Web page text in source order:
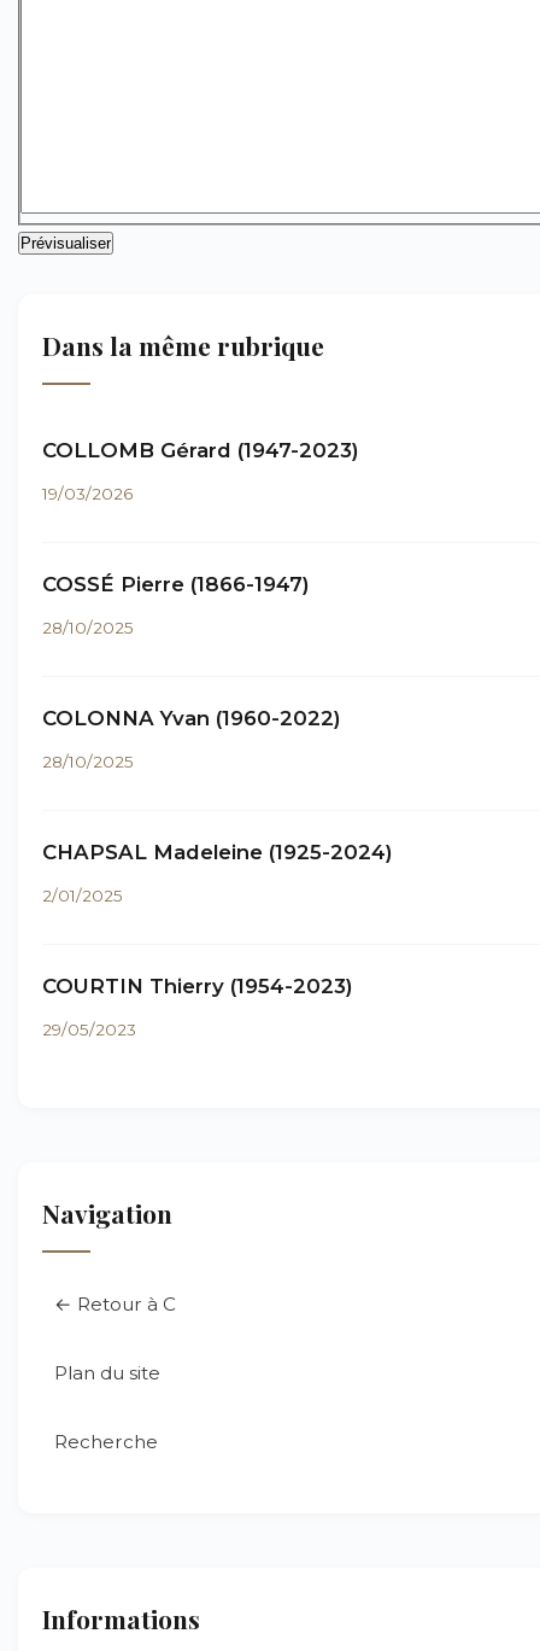
Dans la même rubrique
COLLOMB Gérard (1947-2023)
19/03/2026
COSSÉ Pierre (1866-1947)
28/10/2025
COLONNA Yvan (1960-2022)
28/10/2025
CHAPSAL Madeleine (1925-2024)
2/01/2025
COURTIN Thierry (1954-2023)
29/05/2023
Navigation
← Retour à C
Plan du site
Recherche
Informations